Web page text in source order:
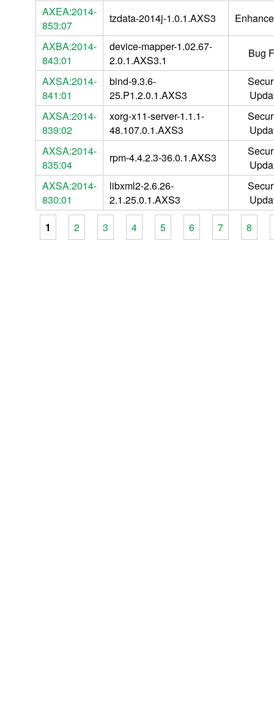
AXEA:2014-
853:07
tzdata-2014j-1.0.1.AXS3
AXBA:2014-
843:01
device-mapper-1.02.67-
2.0.1.AXS3.1
Bug
AXSA:2014-
841:01
bind-9.3.6-
25.P1.2.0.1.AXS3
AXSA:2014-
839:02
xorg-x11-server-1.1.1-
48.107.0.1.AXS3
AXSA:2014-
835:04
rpm-4.4.2.3-36.0.1.AXS3
AXSA:2014-
830:01
libxml2-2.6.26-
2.1.25.0.1.AXS3
Pages
1 2 3 4 5 6 7 8